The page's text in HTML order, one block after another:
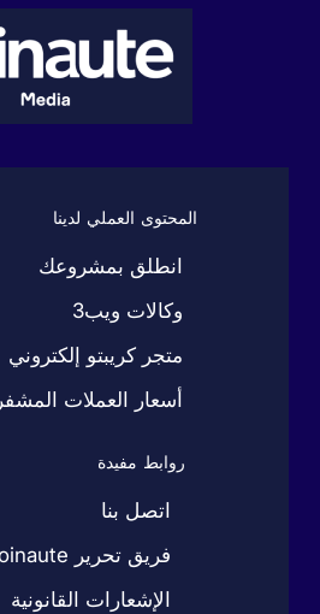
المحتوى العملي لدينا
انطلق بمشروعك
وكالات ويب3
متجر كريبتو إلكتروني
أسعار العملات المشفرة
روابط مفيدة
اتصل بنا
فريق تحرير Coinaute
الإشعارات القانونية